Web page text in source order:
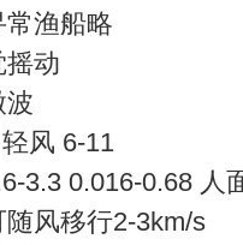
常渔船略
摇动
波
风 6-11
3.3 0.016-0.68 人
随风移行2-3km/s